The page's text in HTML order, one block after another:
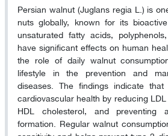
Persian walnut (Juglans regia L.) is
nuts globally, known for its
unsaturated fatty acids,
have significant effects on human
the role of daily walnut
lifestyle in the prevention and
diseases. The findings indicate
cardiovascular health by reducing
HDL cholesterol, and preventing
formation. Regular walnut